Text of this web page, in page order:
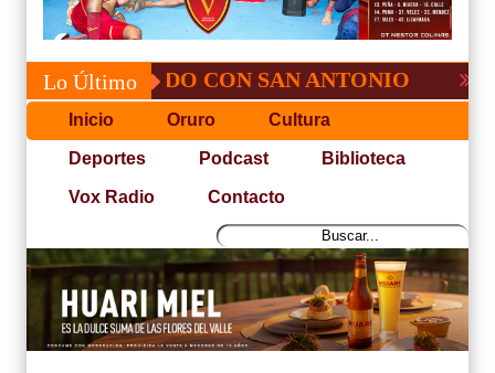
Lo Último
NO PUDO CON SAN ANTONIO COPA
Inicio Oruro Cultura
Deportes Podcast Biblioteca
Vox Radio Contacto